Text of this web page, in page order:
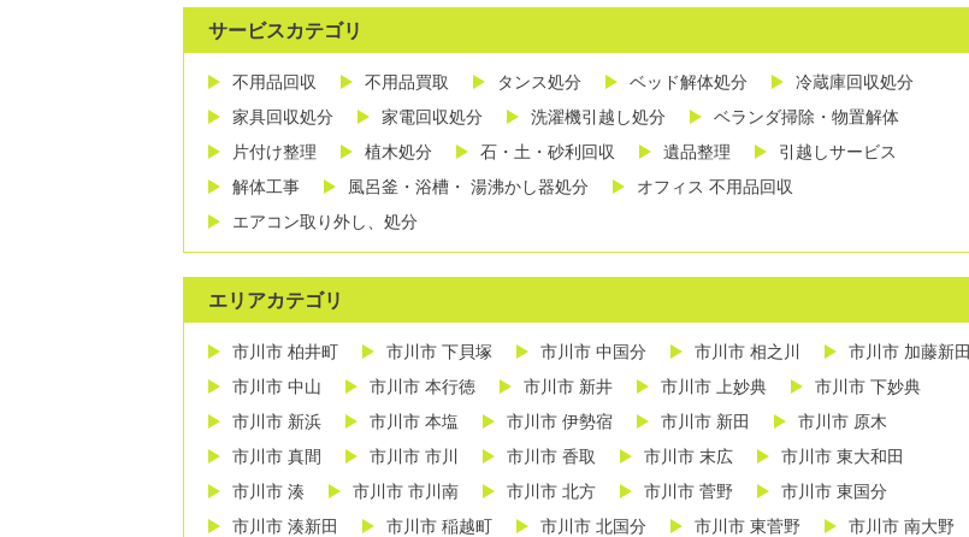
サービスカテゴリ
不用品回収 不用品買取 タンス処分 ベッド解体処分
冷蔵庫回収処分
家具回収処分
家電回収処分 洗濯機引越し処分
ベランダ掃除・物置解体
片付け整理
植木処分 石・土・砂利回収 遺品整理
引越しサービス
解体工事
風呂釜・浴槽・ 湯沸かし器処分
オフィス 不用品回収
エアコン取り外し、処分
エリアカテゴリ
市川市 柏井町 市川市 下貝塚 市川市 中国分 市川市 相之川
市川市 加藤新田
市川市 中山
市川市 本行徳 市川市 新井 市川市 上妙典
市川市 下妙典
市川市 新浜
市川市 本塩 市川市 伊勢宿 市川市 新田
市川市 原木
市川市 真間
市川市 市川 市川市 香取 市川市 末広
市川市 東大和田
市川市 湊
市川市 市川南 市川市 北方 市川市 菅野
市川市 東国分
市川市 湊新田
市川市 稲越町 市川市 北国分 市川市 東菅野
市川市 南大野